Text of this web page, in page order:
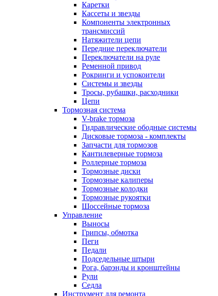
Каретки
Кассеты и звезды
Компоненты электронных
трансмиссий
Натяжители цепи
Передние переключатели
Переключатели на руле
Ременной привод
Рокринги и успокоители
Системы и звезды
Тросы, рубашки, расходники
Цепи
Тормозная система
V-brake тормоза
Гидравлические ободные системы
Дисковые тормоза - комплекты
Запчасти для тормозов
Кантилеверные тормоза
Роллерные тормоза
Тормозные диски
Тормозные калиперы
Тормозные колодки
Тормозные рукоятки
Шоссейные тормоза
Управление
Выносы
Грипсы, обмотка
Пеги
Педали
Подседельные штыри
Рога, барэнды и кронштейны
Рули
Седла
Инструмент для ремонта